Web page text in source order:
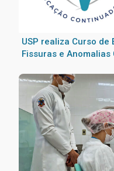
USP realiza Curso de
Fissuras e